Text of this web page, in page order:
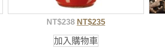
NT$238 NT$235
加入購物車